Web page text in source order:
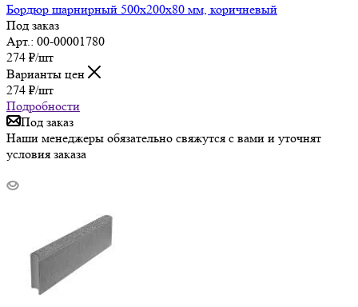
Бордюр шарнирный 500х200х80 мм, коричневый
Под заказ
Арт.: 00-00001780
274 ₽/шт
Варианты цен
274 ₽/шт
Подробности
Под заказ
Наши менеджеры обязательно свяжутся с вами и уточнят
условия заказа